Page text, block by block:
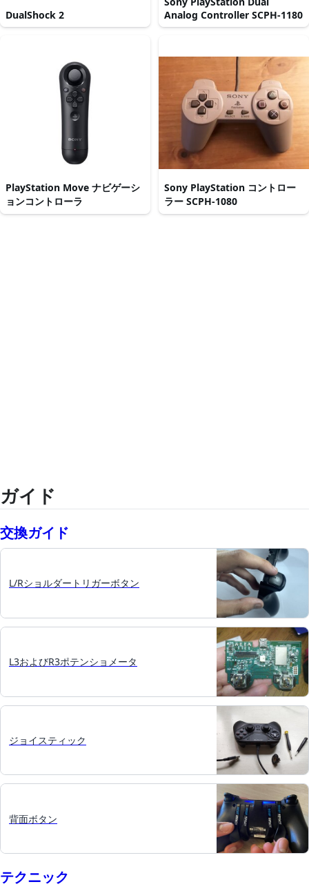
DualShock 2
Analog Controller SCPH-1180
PlayStation Move ナビゲーシ
ョンコントローラ
Sony PlayStation コントロー
ラー SCPH-1080
ガイド
交換ガイド
L/Rショルダートリガーボタン
L3およびR3ポテンショメータ
ジョイスティック
背面ボタン
テクニック